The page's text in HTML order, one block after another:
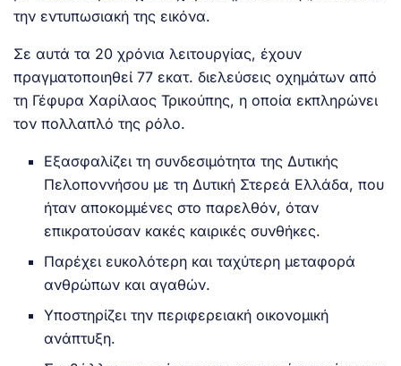
την εντυπωσιακή της εικόνα.
Σε αυτά τα 20 χρόνια λειτουργίας, έχουν
πραγματοποιηθεί 77 εκατ. διελεύσεις οχημάτων από
τη Γέφυρα Χαρίλαος Τρικούπης, η οποία εκπληρώνει
τον πολλαπλό της ρόλο.
Εξασφαλίζει τη συνδεσιμότητα της Δυτικής
Πελοποννήσου με τη Δυτική Στερεά Ελλάδα, που
ήταν αποκομμένες στο παρελθόν, όταν
επικρατούσαν κακές καιρικές συνθήκες.
Παρέχει ευκολότερη και ταχύτερη μεταφορά
ανθρώπων και αγαθών.
Υποστηρίζει την περιφερειακή οικονομική
ανάπτυξη.